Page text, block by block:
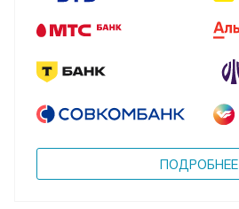
ПОДРОБНЕЕ